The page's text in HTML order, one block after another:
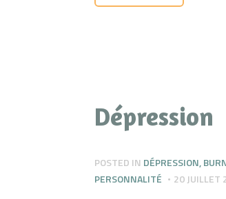
Dépression
POSTED IN DÉPRESSION,
PERSONNALITÉ
20 JUILLET